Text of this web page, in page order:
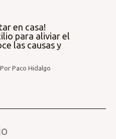
en casa!
para aliviar el
las causas y
Paco Hidalgo